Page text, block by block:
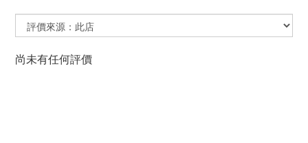
尚未有任何評價